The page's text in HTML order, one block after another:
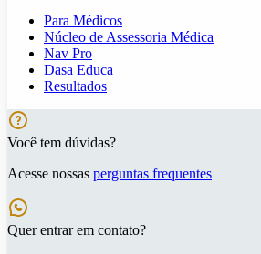
Para Médicos
Núcleo de Assessoria Médica
Nav Pro
Dasa Educa
Resultados
Você tem dúvidas?
Acesse nossas perguntas frequentes
Quer entrar em contato?